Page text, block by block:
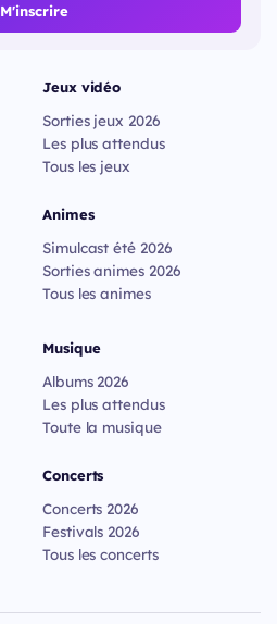
M'inscrire
Jeux vidéo
Sorties jeux 2026
Les plus attendus
Tous les jeux
Animes
Simulcast été 2026
Sorties animes 2026
Tous les animes
Musique
Albums 2026
Les plus attendus
Toute la musique
Concerts
Concerts 2026
Festivals 2026
Tous les concerts